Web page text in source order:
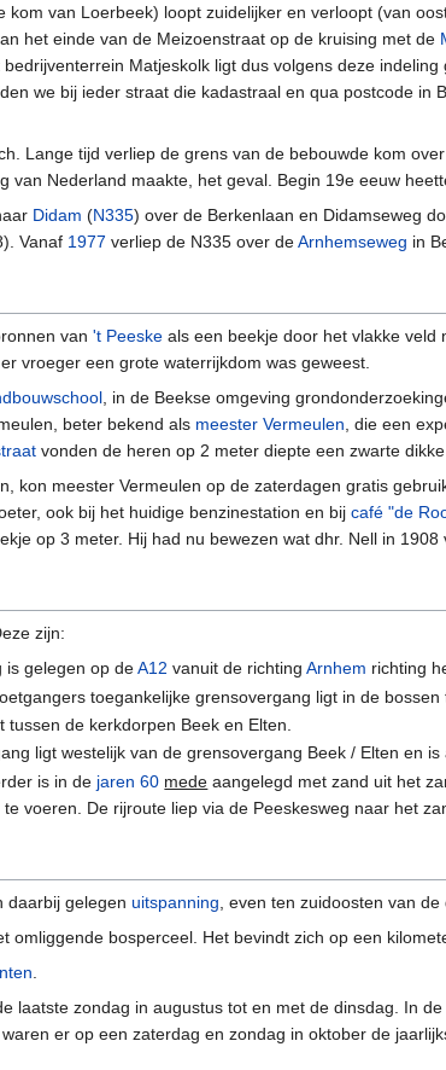
van Loerbeek) loopt zuidelijker en verloopt (van
het einde van de Meizoenstraat op de kruising met de
bedrijventerrein Matjeskolk ligt dus volgens deze
we bij ieder straat die kadastraal en qua postcode in
Lange tijd verliep de grens van de bebouwde kom
van Nederland maakte, het geval. Begin 19e eeuw
Didam (N335) over de Berkenlaan en Didamseweg
Vanaf 1977 verliep de N335 over deArnhemseweg in
van 't Peeske als een beekje door het vlakke veld
vroeger een grote waterrijkdom was geweest.
, in de Beekse omgeving
beter bekend als meester Vermeulen , die een
vonden de heren op 2 meter diepte een zwarte
kon meester Vermeulen op de zaterdagen gratis
ook bij het huidige benzinestation en bij café "de
op 3 meter. Hij had nu bewezen wat dhr. Nell in
zijn:
is gelegen op deA12 vanuit de richtingArnhem richting
toegankelijke grensovergang ligt in de
tussen de kerkdorpen Beek en Elten.
ligt westelijk van de grensovergang Beek / Elten en
is in de jaren 60 mede aangelegd met zand uit het
voeren. De rijroute liep via de Peeskesweg naar het
daarbij gelegen uitspanning , even ten zuidoosten van
omliggende bosperceel. Het bevindt zich op een
laatste zondag in augustus tot en met de dinsdag. In de
er op een zaterdag en zondag in oktober de